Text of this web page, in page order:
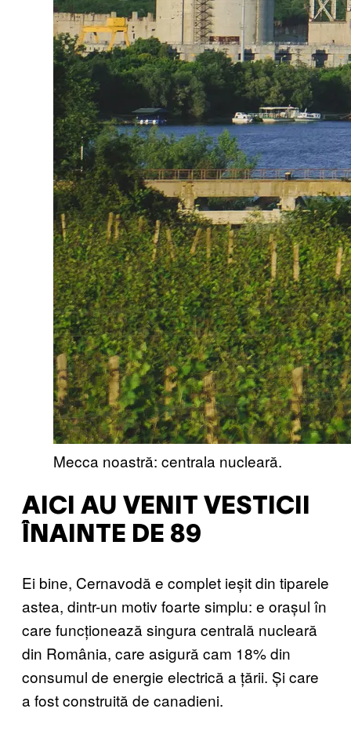
Mecca noastră: centrala nucleară.
AICI AU VENIT VESTICII
ÎNAINTE DE 89
Ei bine, Cernavodă e complet ieșit din tiparele
astea, dintr-un motiv foarte simplu: e orașul în
care funcționează singura centrală nucleară
din România, care asigură cam 18% din
consumul de energie electrică a țării. Și care
a fost construită de canadieni.